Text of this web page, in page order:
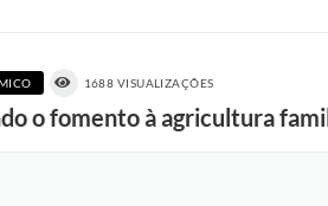
1688 VISUALIZAÇÕES
o fomento à agricultura